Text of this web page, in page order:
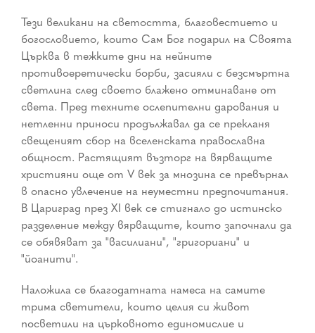
Тези великани на светостта, благовестието и
богословието, които Сам Бог подарил на Своята
Църква в тежките дни на нейните
противоеретически борби, засияли с безсмъртна
светлина след своето блажено отминаване от
света. Пред техните ослепителни дарования и
нетленни приноси продължавал да се прекланя
свещеният сбор на вселенската православна
общност. Растящият възторг на вярващите
християни още от V век за мнозина се превърнал
в опасно увлечение на неуместни предпочитания.
В Цариград през XI век се стигнало до истинско
разделение между вярващите, които започнали да
се обявяват за "василиани", "григориани" и
"йоанити".
Наложила се благодатната намеса на самите
трима светители, които целия си живот
посветили на църковното единомислие и